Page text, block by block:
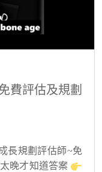
費評估及規劃
長規劃評估師~免
晚才知道答案